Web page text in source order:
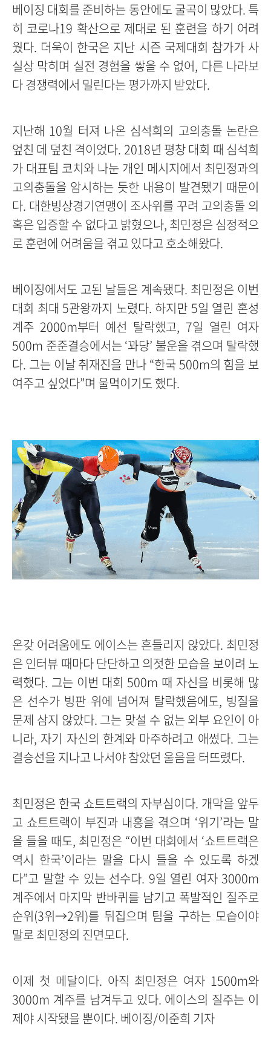
베이징 대회를 준비하는 동안에도 굴곡이 많았다. 특
히 코로나19 확산으로 제대로 된 훈련을 하기 어려
웠다. 더욱이 한국은 지난 시즌 국제대회 참가가 사
실상 막히며 실전 경험을 쌓을 수 없어, 다른 나라보
다 경쟁력에서 밀린다는 평가까지 받았다.
지난해 10월 터져 나온 심석희의 고의충돌 논란은
엎친 데 덮친 격이었다. 2018년 평창 대회 때 심석희
가 대표팀 코치와 나눈 개인 메시지에서 최민정과의
고의충돌을 암시하는 듯한 내용이 발견됐기 때문이
다. 대한빙상경기연맹이 조사위를 꾸려 고의충돌 의
혹은 입증할 수 없다고 밝혔으나, 최민정은 심정적으
로 훈련에 어려움을 겪고 있다고 호소해왔다.
베이징에서도 고된 날들은 계속됐다. 최민정은 이번
대회 최대 5관왕까지 노렸다. 하지만 5일 열린 혼성
계주 2000m부터 예선 탈락했고, 7일 열린 여자
500m 준준결승에서는 ‘꽈당’ 불운을 겪으며 탈락했
다. 그는 이날 취재진을 만나 “한국 500m의 힘을 보
여주고 싶었다”며 울먹이기도 했다.
온갖 어려움에도 에이스는 흔들리지 않았다. 최민정
은 인터뷰 때마다 단단하고 의젓한 모습을 보이려 노
력했다. 그는 이번 대회 500m 때 자신을 비롯해 많
은 선수가 빙판 위에 넘어져 탈락했음에도, 빙질을
문제 삼지 않았다. 그는 맞설 수 없는 외부 요인이 아
니라, 자기 자신의 한계와 마주하려고 애썼다. 그는
결승선을 지나고 나서야 참았던 울음을 터뜨렸다.
최민정은 한국 쇼트트랙의 자부심이다. 개막을 앞두
고 쇼트트랙이 부진과 내홍을 겪으며 ‘위기’라는 말
을 들을 때도, 최민정은 “이번 대회에서 ‘쇼트트랙은
역시 한국’이라는 말을 다시 들을 수 있도록 하겠
다”고 말할 수 있는 선수다. 9일 열린 여자 3000m
계주에서 마지막 반바퀴를 남기고 폭발적인 질주로
순위(3위→2위)를 뒤집으며 팀을 구하는 모습이야
말로 최민정의 진면모다.
이제 첫 메달이다. 아직 최민정은 여자 1500m와
3000m 계주를 남겨두고 있다. 에이스의 질주는 이
제야 시작됐을 뿐이다. 베이징/이준희 기자